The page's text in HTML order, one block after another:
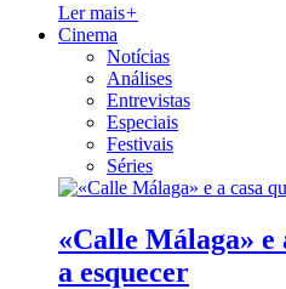
Ler mais+
Cinema
Notícias
Análises
Entrevistas
Especiais
Festivais
Séries
«Calle Málaga» e
a esquecer